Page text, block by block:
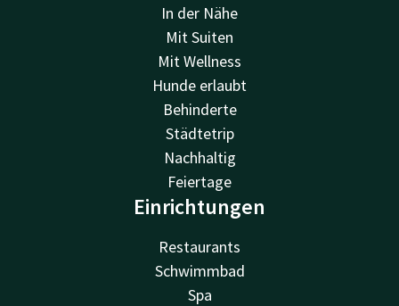
In der Nähe
Mit Suiten
Mit Wellness
Hunde erlaubt
Behinderte
Städtetrip
Nachhaltig
Feiertage
Einrichtungen
Restaurants
Schwimmbad
Spa